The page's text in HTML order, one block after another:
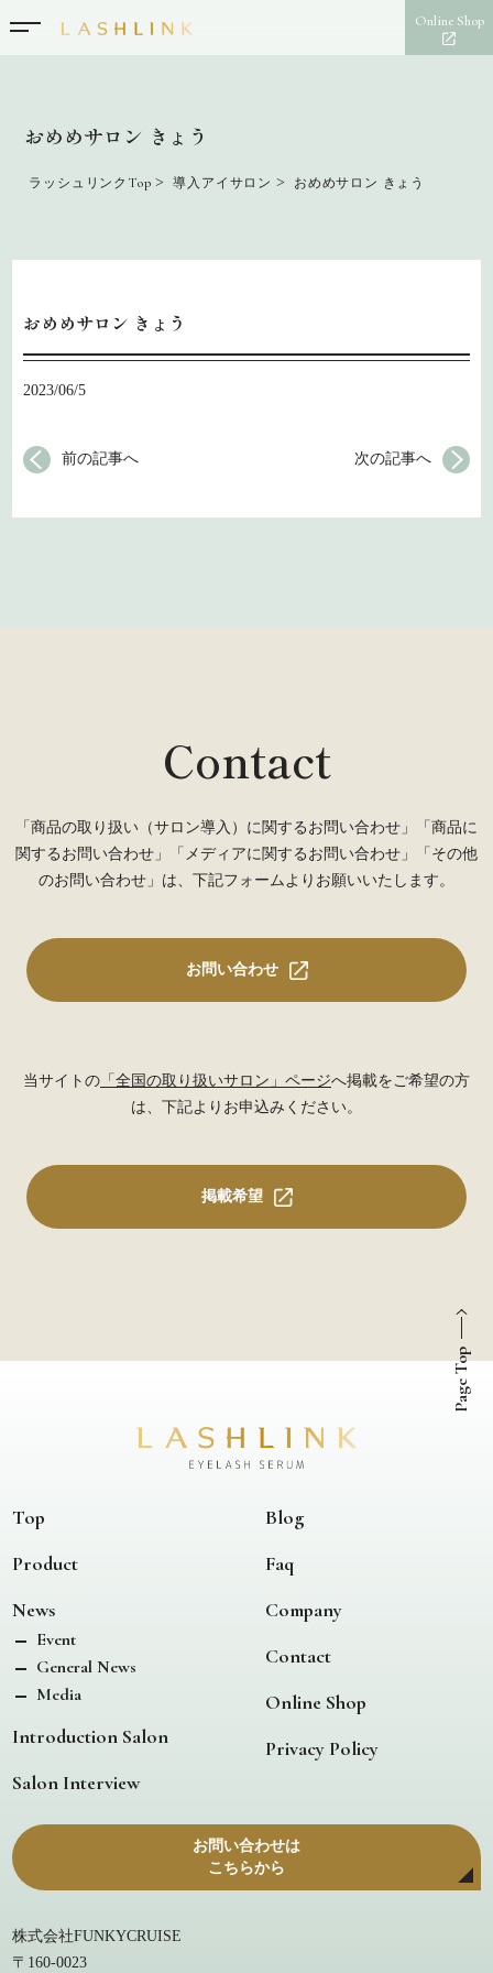
Online Shop
おめめサロン きょう
ラッシュリンクTop > 導入アイサロン > おめめサロン きょう
おめめサロン きょう
2023/06/5
前の記事へ 次の記事へ
Contact
「商品の取り扱い（サロン導入）に関するお問い合わせ」「商品に
関するお問い合わせ」「メディアに関するお問い合わせ」「その他
のお問い合わせ」は、下記フォームよりお願いいたします。
お問い合わせ
当サイトの 「全国の取り扱いサロン」ページへ掲載をご希望の方
は、下記よりお申込みください。
掲載希望
Page Top
Top
Product
News
Event
General News
Media
Introduction Salon
Salon Interview
Blog
Faq
Company
Contact
Online Shop
Privacy Policy
お問い合わせは
こちらから
株式会社FUNKYCRUISE
〒160-0023